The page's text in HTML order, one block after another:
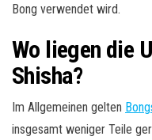
Bong verwendet wird.
Wo liegen die
Shisha?
Im Allgemeinen gelten
insgesamt weniger Teile